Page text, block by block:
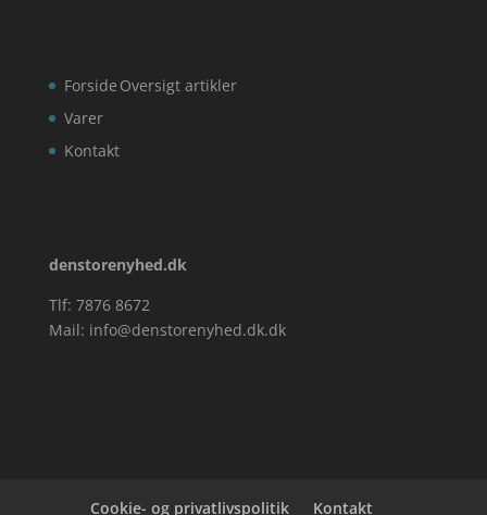
Forside
Varer
Kontakt
Oversigt artikler
denstorenyhed.dk
Tlf: 7876 8672
Mail: info@denstorenyhed.dk.dk
Cookie- og privatlivspolitik Kontakt